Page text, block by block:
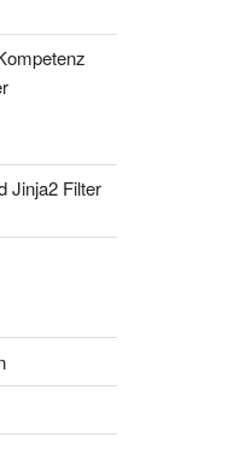
Jinja2 Filter